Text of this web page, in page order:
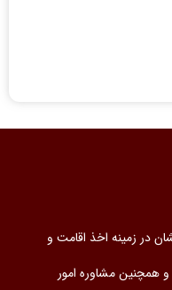
سابقه درخشان در زمینه اخذ اقامت و
همچنین مشاوره امور